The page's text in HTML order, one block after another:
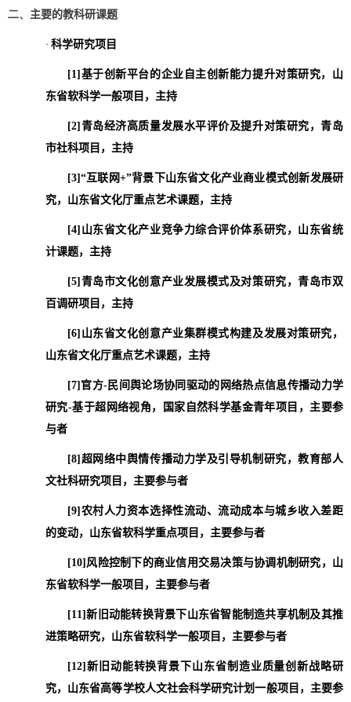
二、 主要的教科研课题
· 科学研究项目
[1] 基于创新平台的企业自主创新能力提升对策研究，山
东省软科学一般项目，主持
[2] 青岛经济高质量发展水平评价及提升对策研究，青岛
市社科项目，主持
[3] “互联网+”背景下山东省文化产业商业模式创新发展研
究，山东省文化厅重点艺术课题，主持
[4] 山东省文化产业竞争力综合评价体系研究，山东省统
计课题，主持
[5] 青岛市文化创意产业发展模式及对策研究，青岛市双
百调研项目，主持
[6] 山东省文化创意产业集群模式构建及发展对策研究，
山东省文化厅重点艺术课题，主持
[7] 官方- 民间舆论场协同驱动的网络热点信息传播动力学
研究-基于超网络视角，国家自然科学基金青年项目，主要参
与者
[8] 超网络中舆情传播动力学及引导机制研究，教育部人
文社科研究项目，主要参与者
[9] 农村人力资本选择性流动、流动成本与城乡收入差距
的变动，山东省软科学重点项目，主要参与者
[10] 风险控制下的商业信用交易决策与协调机制研究，山
东省软科学一般项目，主要参与者
[11] 新旧动能转换背景下山东省智能制造共享机制及其推
进策略研究，山东省软科学一般项目，主要参与者
[12] 新旧动能转换背景下山东省制造业质量创新战略研
究，山东省高等学校人文社会科学研究计划一般项目，主要参